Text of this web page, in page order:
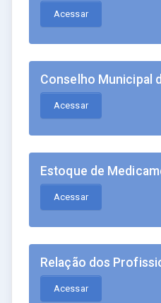
Acessar
Conselho Municipal
Acessar
Estoque de
Acessar
Relação dos
Acessar